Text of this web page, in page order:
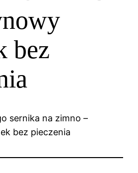
bez